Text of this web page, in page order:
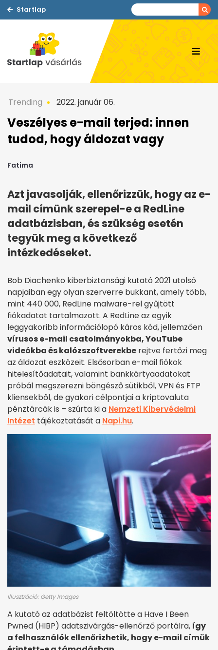
Startlap
Trending 2022. január 06.
Veszélyes e-mail terjed: innen
tudod, hogy áldozat vagy
Fatima
Azt javasolják, ellenőrizzük, hogy az e-
mail címünk szerepel-e a RedLine
adatbázisban, és szükség esetén
tegyük meg a következő
intézkedéseket.
Bob Diachenko kiberbiztonsági kutató 2021 utolsó
napjaiban egy olyan szerverre bukkant, amely több,
mint 440 000, RedLine malware-rel gyűjtött
fiókadatot tartalmazott. A RedLine az egyik
leggyakoribb információlopó káros kód, jellemzően
vírusos e-mail csatolmányokba, YouTube
videókba és kalózszoftverekbe rejtve fertőzi meg
az áldozat eszközeit. Elsősorban e-mail fiókok
hitelesítőadatait, valamint bankkártyaadatokat
próbál megszerezni böngésző sütikből, VPN és FTP
kliensekből, de gyakori célpontjai a kriptovaluta
pénztárcák is – szúrta ki a Nemzeti Kibervédelmi
Intézet tájékoztatását a Napi.hu.
Illusztráció: Getty Images
A kutató az adatbázist feltöltötte a Have I Been
Pwned (HIBP) adatszivárgás-ellenőrző portálra, így
a felhasználók ellenőrizhetik, hogy e-mail címük